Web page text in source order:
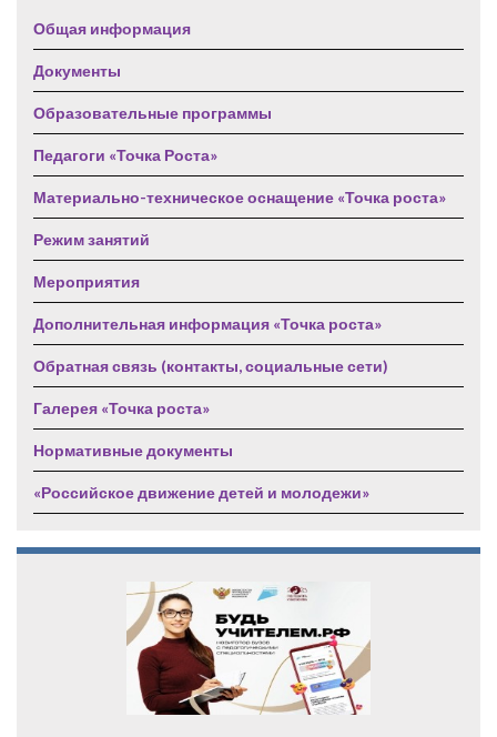
Общая информация
Документы
Образовательные программы
Педагоги «Точка Роста»
Материально-техническое оснащение «Точка роста»
Режим занятий
Мероприятия
Дополнительная информация «Точка роста»
Обратная связь (контакты, социальные сети)
Галерея «Точка роста»
Нормативные документы
«Российское движение детей и молодежи»